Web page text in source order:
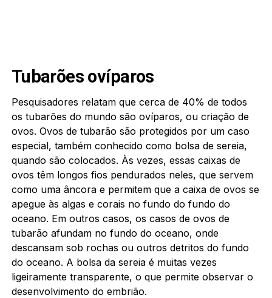
Tubarões ovíparos
Pesquisadores relatam que cerca de 40% de todos
os tubarões do mundo são ovíparos, ou criação de
ovos. Ovos de tubarão são protegidos por um caso
especial, também conhecido como bolsa de sereia,
quando são colocados. Às vezes, essas caixas de
ovos têm longos fios pendurados neles, que servem
como uma âncora e permitem que a caixa de ovos se
apegue às algas e corais no fundo do fundo do
oceano. Em outros casos, os casos de ovos de
tubarão afundam no fundo do oceano, onde
descansam sob rochas ou outros detritos do fundo
do oceano. A bolsa da sereia é muitas vezes
ligeiramente transparente, o que permite observar o
desenvolvimento do embrião.